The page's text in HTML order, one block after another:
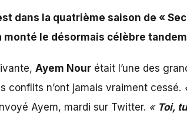
dans la quatrième saison de «
monté le désormais célèbre
Ayem Nour était l’une des
conflits n’ont jamais vraiment cessé.
Ayem, mardi sur Twitter. « Toi,